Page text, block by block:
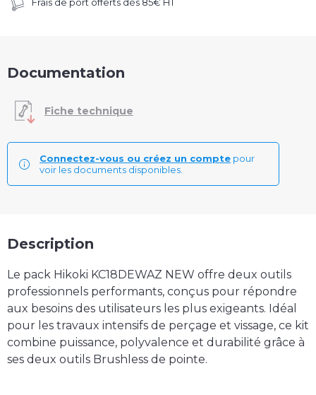
Documentation
Fiche technique
Connectez-vous ou créez un compte pour
voir les documents disponibles.
Description
Le pack Hikoki KC18DEWAZ NEW offre deux outils
professionnels performants, conçus pour répondre
aux besoins des utilisateurs les plus exigeants. Idéal
pour les travaux intensifs de perçage et vissage, ce kit
combine puissance, polyvalence et durabilité grâce à
ses deux outils Brushless de pointe.